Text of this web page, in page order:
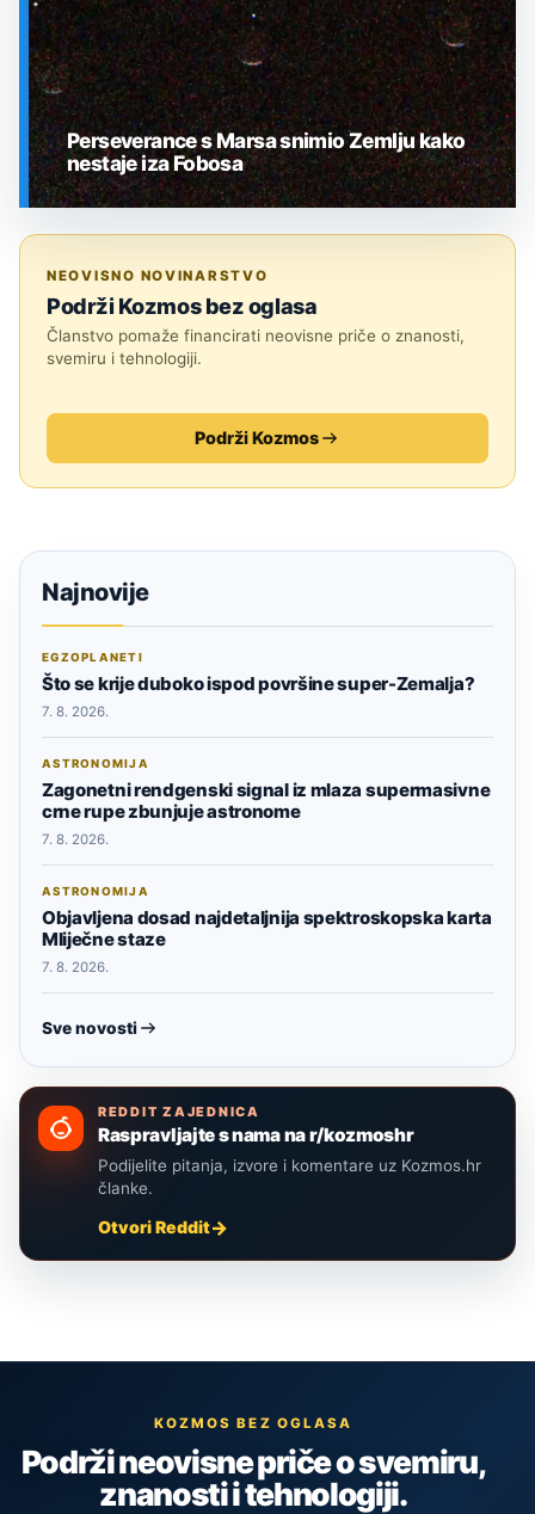
Perseverance s Marsa snimio Zemlju kako
nestaje iza Fobosa
NEOVISNO NOVINARSTVO
Podrži Kozmos bez oglasa
Članstvo pomaže financirati neovisne priče o znanosti,
svemiru i tehnologiji.
Podrži Kozmos
Najnovije
EGZOPLANETI
Što se krije duboko ispod površine super-Zemalja?
7. 8. 2026.
ASTRONOMIJA
Zagonetni rendgenski signal iz mlaza supermasivne
crne rupe zbunjuje astronome
7. 8. 2026.
ASTRONOMIJA
Objavljena dosad najdetaljnija spektroskopska karta
Mliječne staze
7. 8. 2026.
Sve novosti
REDDIT ZAJEDNICA
Raspravljajte s nama na r/kozmoshr
Podijelite pitanja, izvore i komentare uz Kozmos.hr
članke.
Otvori Reddit
KOZMOS BEZ OGLASA
Podrži neovisne priče o svemiru,
znanosti i tehnologiji.